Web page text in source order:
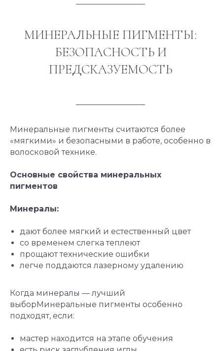
МИНЕРАЛЬНЫЕ ПИГМЕНТЫ:
БЕЗОПАСНОСТЬ И
ПРЕДСКАЗУЕМОСТЬ
Минеральные пигменты считаются более
«мягкими» и безопасными в работе, особенно в
волосковой технике.
Основные свойства минеральных
пигментов
Минералы:
дают более мягкий и естественный цвет
со временем слегка теплеют
прощают технические ошибки
легче поддаются лазерному удалению
Когда минералы — лучший
выборМинеральные пигменты особенно
подходят, если:
мастер находится на этапе обучения